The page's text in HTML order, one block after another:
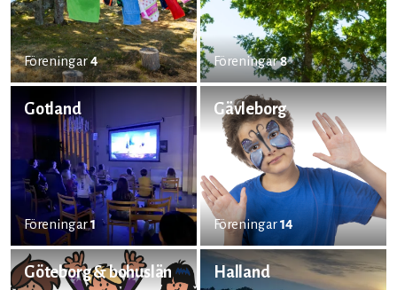
Föreningar4 Föreningar8
Gotland
Föreningar1
Gävleborg
Föreningar14
Göteborg & bohuslän Halland